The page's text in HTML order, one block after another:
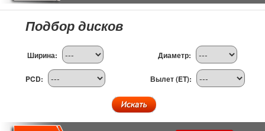
Подбор дисков
Ширина: Диаметр:
PCD: Вылет (ET):